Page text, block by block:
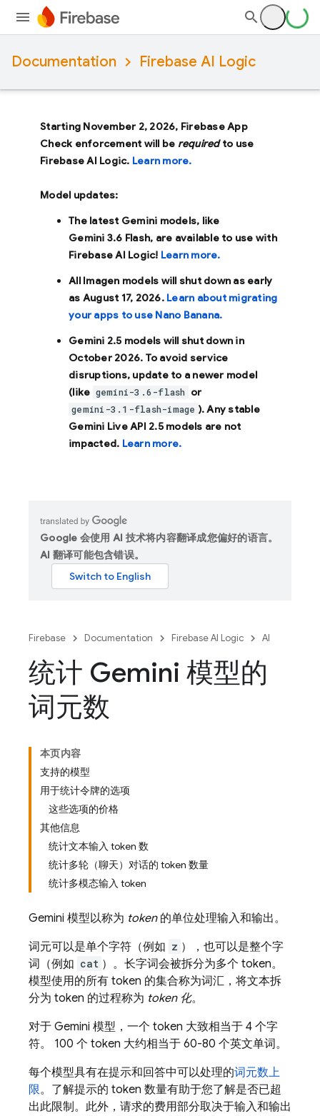
Documentation Firebase AI Logic
Starting November 2, 2026, Firebase App
Check enforcement will be requiredto use
Firebase AI Logic. Learn more.
Model updates:
The latest Gemini models, like
Gemini 3.6 Flash, are available to use with
Firebase AI Logic! Learn more.
All Imagen models will shut down as early
as August 17, 2026. Learn about migrating
your apps to use Nano Banana.
Gemini 2.5 models will shut down in
October 2026. To avoid service
disruptions, update to a newer model
(like gemini-3.6-flash or
gemini-3.1-flash-image ). Any stable
Gemini Live API 2.5 models are not
impacted. Learn more.
Google 会使用 AI 技术将内容翻译成您偏好的语言。
AI 翻译可能包含错误。
Firebase Documentation Firebase AI Logic AI
统计 Gemini 模型的
词元数
本页内容
支持的模型
用于统计令牌的选项
这些选项的价格
其他信息
统计文本输入 token 数
统计多轮（聊天）对话的 token 数量
统计多模态输入 token
Gemini 模型以称为 token的单位处理输入和输出。
词元可以是单个字符（例如 z ），也可以是整个字
词（例如 cat ）。长字词会被拆分为多个 token。
模型使用的所有 token 的集合称为词汇，将文本拆
分为 token 的过程称为 token 化。
对于 Gemini 模型，一个 token 大致相当于 4 个字
符。 100 个 token 大约相当于 60-80 个英文单词。
每个模型具有在提示和回答中可以处理的词元数上
限。了解提示的 token 数量有助于您了解是否已超
出此限制。此外，请求的费用部分取决于输入和输出